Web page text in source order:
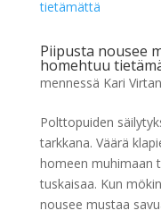
Piipusta nousee
homehtuu
mennessä Kari
Polttopuiden
tarkkana. Väärä
homeen muhimaan
tuskaisaa. Kun
nousee mustaa